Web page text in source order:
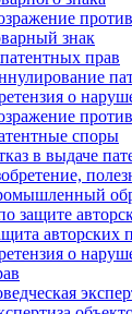
знак
прав
о
споры
в выдаче
защите
авторских
о